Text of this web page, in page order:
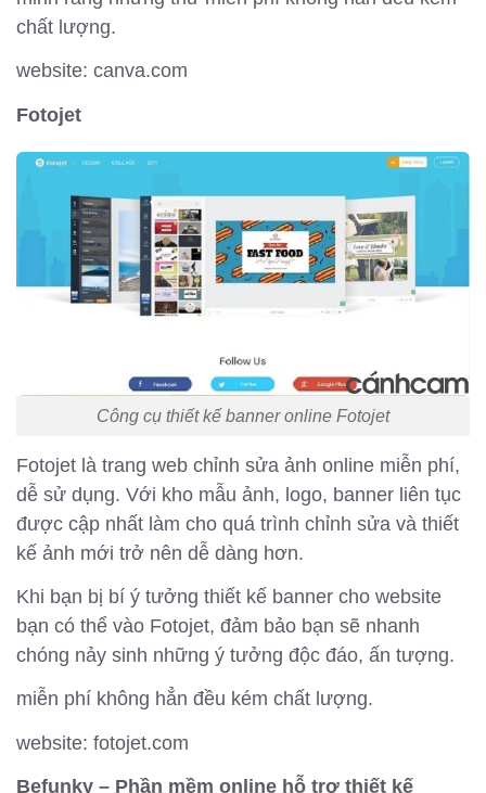
chất lượng.
website: canva.com
Fotojet
Công cụ thiết kế banner online Fotojet
Fotojet là trang web chỉnh sửa ảnh online miễn phí,
dễ sử dụng. Với kho mẫu ảnh, logo, banner liên tục
được cập nhất làm cho quá trình chỉnh sửa và thiết
kế ảnh mới trở nên dễ dàng hơn.
Khi bạn bị bí ý tưởng thiết kế banner cho website
bạn có thể vào Fotojet, đảm bảo bạn sẽ nhanh
chóng nảy sinh những ý tưởng độc đáo, ấn tượng.
miễn phí không hẳn đều kém chất lượng.
website: fotojet.com
Befunky – Phần mềm online hỗ trợ thiết kế